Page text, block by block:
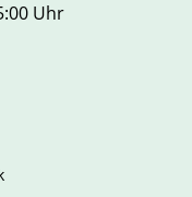
Uhr